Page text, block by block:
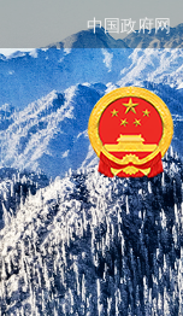
中国政府网